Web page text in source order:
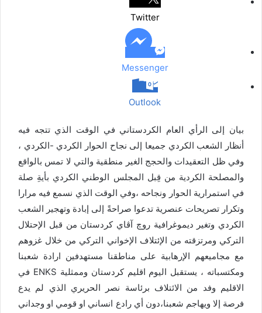
Twitter
Messenger
Outlook
بيان إلى الرأي العام الكردستاني في الوقت الذي تتجه فيه
أنظار الشعب الكردي جميعا إلى نجاح الحوار الكردي -الكردي ،
وفي ظل التعقيدات والحجج الغير منطقية والتي لا تمس بالواقع
والمصلحة الكردية من قِبل المجلس الوطني الكردي بأيةِ صلة
في استمرارية الحوار ونجاحه ،وفي الوقت الذي نسمع فيه مرارا
وتكرار تصريحات عنصرية تدعوا صراحةً إلى إبادة وتهجير الشعب
الكردي وتغير ديموغرافية روچ آڤاي كردستان من قبل الإحتلال
التركي ومرتزقته من الإئتلاف الإخواني التركي من خلال غزوهم
مع مجاميعهم الإرهابية على مناطقنا مستهدفين ارادة شعبنا
ومكتسباته ، يستقبل اليوم اقليم كردستان وممثلية ENKS في
الاقليم وفد من الائتلاف برئاسة نصر الحريري الذي لم يدع
فرصة إلا ويهاجم شعبنا،دون أي رادع انساني او قومي او وجداني